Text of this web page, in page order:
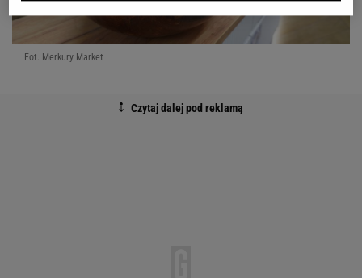
Fot. Merkury Market